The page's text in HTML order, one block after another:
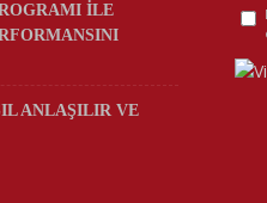
İLE
ANLAŞILIR VE